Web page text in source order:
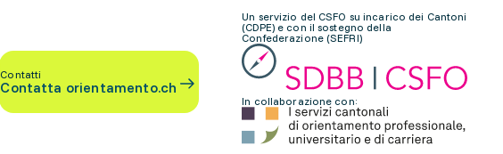
Contatti
Contatta orientamento.ch
Un servizio del CSFO su incarico dei Cantoni
(CDPE) e con il sostegno della
Confederazione (SEFRI)
In collaborazione con: